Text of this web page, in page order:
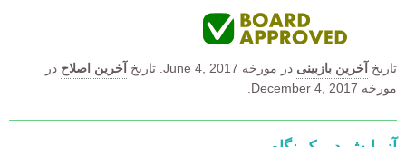
تاریخ آخرین بازبینی در مورخه June 4, 2017. تاریخ آخرین اصلاح در
مورخه December 4, 2017.